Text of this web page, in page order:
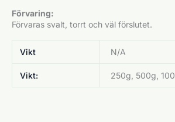
Förvaring:
Förvaras svalt, torrt och väl förslutet.
Vikt N/A
Vikt: 250g, 500g,